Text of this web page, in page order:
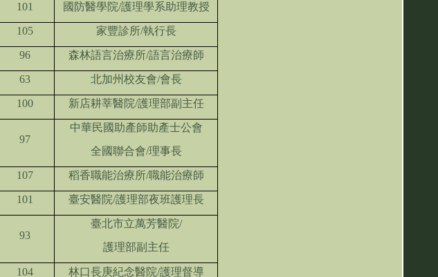
101 國防醫學院/護理學系助理教授
105 家豐診所/執行長
96 森林語言治療所/語言治療師
63 北加州校友會/會長
100 新店耕莘醫院/護理部副主任
97
中華民國助產師助產士公會
全國聯合會/理事長
107 稻香職能治療所/職能治療師
101 臺安醫院/護理部夜班護理長
93
臺北市立萬芳醫院/
護理部副主任
104 林口長庚紀念醫院/護理督導